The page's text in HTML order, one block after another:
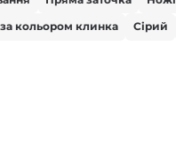
кольором клинка Сірий